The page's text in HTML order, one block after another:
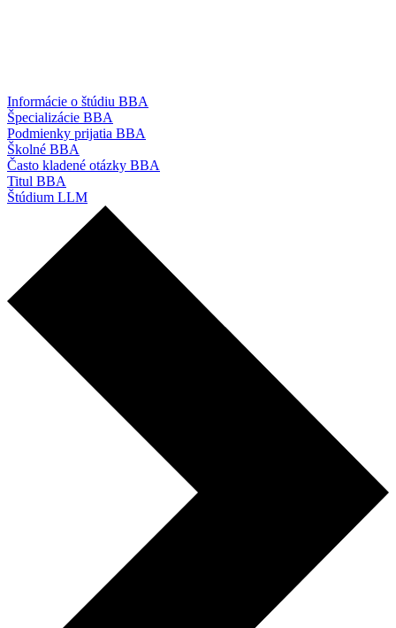
Informácie o štúdiu BBA
Špecializácie BBA
Podmienky prijatia BBA
Školné BBA
Často kladené otázky BBA
Titul BBA
Štúdium LLM